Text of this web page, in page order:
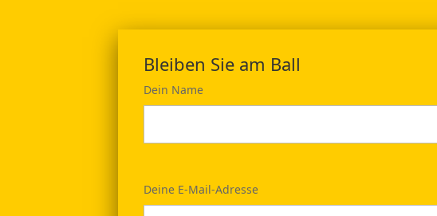
Bleiben Sie am Ball
Dein Name
Deine E-Mail-Adresse